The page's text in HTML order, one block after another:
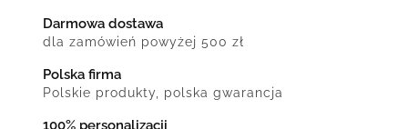
Darmowa dostawa
dla zamówień powyżej 500 zł
Polska firma
Polskie produkty, polska gwarancja
100% personalizacji